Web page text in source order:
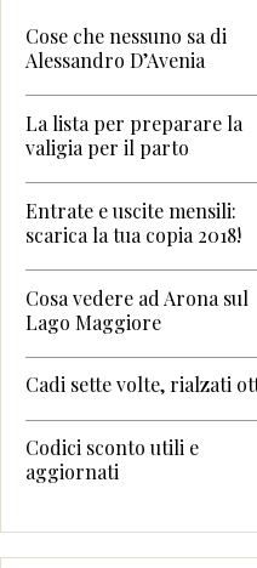
Cose che nessuno sa di
Alessandro D’Avenia
La lista per preparare la
valigia per il parto
Entrate e uscite mensili:
scarica la tua copia 2018!
Cosa vedere ad Arona sul
Lago Maggiore
Cadi sette volte, rialzati
Codici sconto utili e
aggiornati